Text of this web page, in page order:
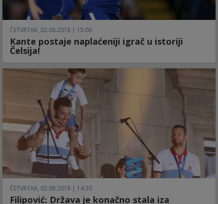
ČETVRTAK, 02.08.2018 | 15:00
Kante postaje naplaćeniji igrač u istoriji
Čelsija!
ČETVRTAK, 02.08.2018 | 14:30
Filipović: Država je konačno stala iza